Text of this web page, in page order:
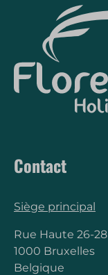
Contact
Siège principal
Rue Haute 26-28
1000 Bruxelles
Belgique